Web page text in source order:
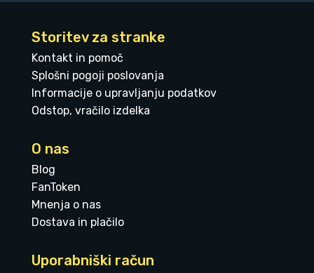
Storitev za stranke
Kontakt in pomoč
Splošni pogoji poslovanja
Informacije o upravljanju podatkov
Odstop, vračilo izdelka
O nas
Blog
FanToken
Mnenja o nas
Dostava in plačilo
Uporabniški račun